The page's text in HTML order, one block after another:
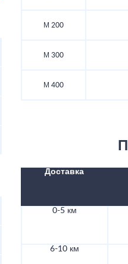
М 200
М 300
М 400
Доставка
0-5 км
6-10 км